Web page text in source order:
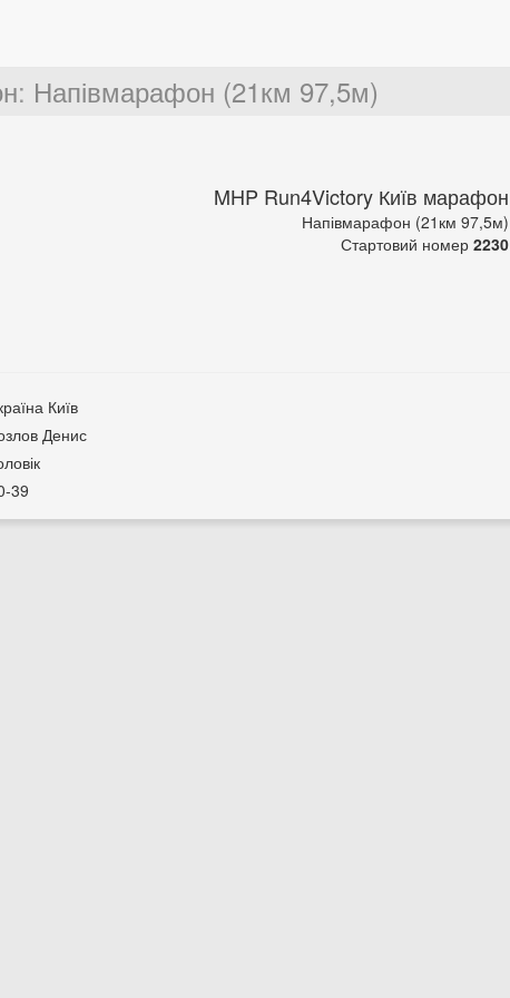
: Напівмарафон (21км 97,5м)
MHP Run4Victory Київ марафон
Напівмарафон (21км 97,5м)
Стартовий номер 2230
Київ
Денис
39